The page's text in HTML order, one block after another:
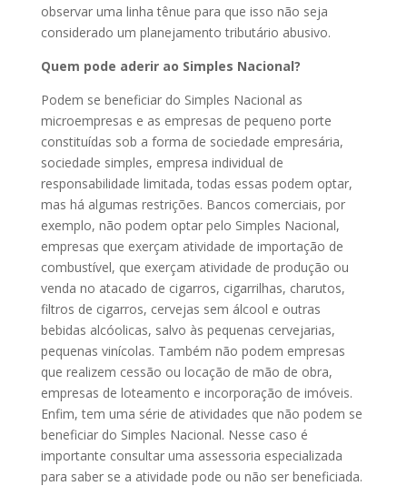
observar uma linha tênue para que isso não seja
considerado um planejamento tributário abusivo.
Quem pode aderir ao Simples Nacional?
Podem se beneficiar do Simples Nacional as
microempresas e as empresas de pequeno porte
constituídas sob a forma de sociedade empresária,
sociedade simples, empresa individual de
responsabilidade limitada, todas essas podem optar,
mas há algumas restrições. Bancos comerciais, por
exemplo, não podem optar pelo Simples Nacional,
empresas que exerçam atividade de importação de
combustível, que exerçam atividade de produção ou
venda no atacado de cigarros, cigarrilhas, charutos,
filtros de cigarros, cervejas sem álcool e outras
bebidas alcóolicas, salvo às pequenas cervejarias,
pequenas vinícolas. Também não podem empresas
que realizem cessão ou locação de mão de obra,
empresas de loteamento e incorporação de imóveis.
Enfim, tem uma série de atividades que não podem se
beneficiar do Simples Nacional. Nesse caso é
importante consultar uma assessoria especializada
para saber se a atividade pode ou não ser beneficiada.